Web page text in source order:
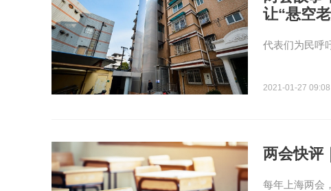
让“悬空
代表们为民呼
2021-01-27 09:08
两会快评
每年上海两会